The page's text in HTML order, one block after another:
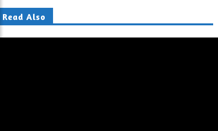
Read Also